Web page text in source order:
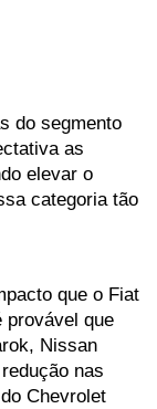
do segmento
as
elevar o
categoria tão
que o Fiat
provável que
Nissan
nas
Chevrolet